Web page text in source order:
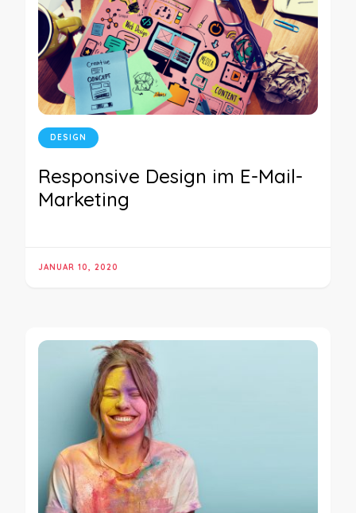
DESIGN
Responsive Design im E-Mail-
Marketing
JANUAR 10, 2020